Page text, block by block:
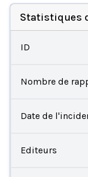
Statistiques
ID
Nombre de
Date de
Editeurs